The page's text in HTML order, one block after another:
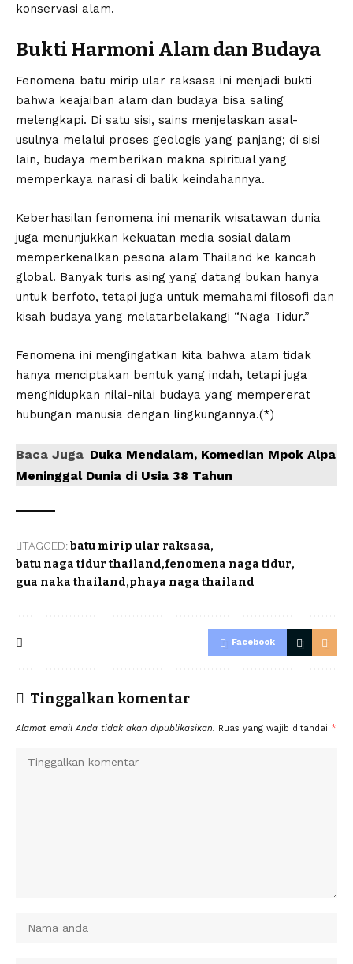
konservasi alam.
Bukti Harmoni Alam dan Budaya
Fenomena batu mirip ular raksasa ini menjadi bukti
bahwa keajaiban alam dan budaya bisa saling
melengkapi. Di satu sisi, sains menjelaskan asal-
usulnya melalui proses geologis yang panjang; di sisi
lain, budaya memberikan makna spiritual yang
memperkaya narasi di balik keindahannya.
Keberhasilan fenomena ini menarik wisatawan dunia
juga menunjukkan kekuatan media sosial dalam
memperkenalkan pesona alam Thailand ke kancah
global. Banyak turis asing yang datang bukan hanya
untuk berfoto, tetapi juga untuk memahami filosofi dan
kisah budaya yang melatarbelakangi “Naga Tidur.”
Fenomena ini mengingatkan kita bahwa alam tidak
hanya menciptakan bentuk yang indah, tetapi juga
menghidupkan nilai-nilai budaya yang mempererat
hubungan manusia dengan lingkungannya.(*)
Baca Juga Duka Mendalam, Komedian Mpok Alpa
Meninggal Dunia di Usia 38 Tahun
TAGGED:batu mirip ular raksasa
batu naga tidur thailand fenomena naga tidur
gua naka thailand phaya naga thailand
Facebook
Tinggalkan komentar
Alamat email Anda tidak akan dipublikasikan. Ruas yang wajib ditandai *